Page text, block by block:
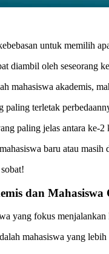
untuk memilih
diambil oleh seseorang
mahasiswa akademis,
terletak
paling jelas antara ke-
baru atau
dan Mahasiswa
yang fokus
mahasiswa yang